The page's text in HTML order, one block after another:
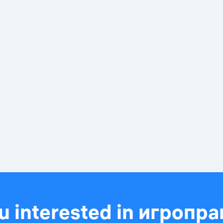
interested in